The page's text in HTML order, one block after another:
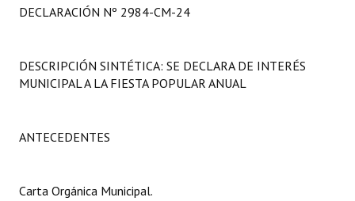
Programas
Constitución Nacional
Carta Orgánica 2007
DECLARACIÓN Nº 2984-CM-24
DESCRIPCIÓN SINTÉTICA: SE DECLARA DE INTERÉS
MUNICIPAL A LA FIESTA POPULAR ANUAL
ANTECEDENTES
Carta Orgánica Municipal.